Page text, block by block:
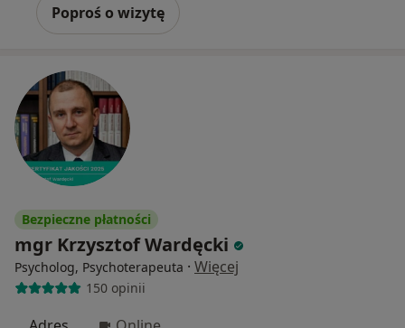
Poproś o wizytę
Bezpieczne płatności
mgr Krzysztof Wardęcki
Psycholog, Psychoterapeuta · Więcej
150 opinii